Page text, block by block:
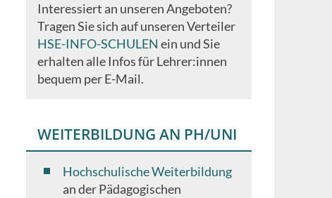
Interessiert an unseren Angeboten?
Tragen Sie sich auf unseren Verteiler
HSE-INFO-SCHULEN ein und Sie
erhalten alle Infos für Lehrer:innen
bequem per E-Mail.
WEITERBILDUNG AN PH/UNI
Hochschulische Weiterbildung
an der Pädagogischen